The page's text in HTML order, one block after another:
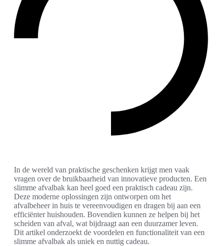
In de wereld van praktische geschenken krijgt men vaak
vragen over de bruikbaarheid van innovatieve producten. Een
slimme afvalbak kan heel goed een praktisch cadeau zijn.
Deze moderne oplossingen zijn ontworpen om het
afvalbeheer in huis te vereenvoudigen en dragen bij aan een
efficiënter huishouden. Bovendien kunnen ze helpen bij het
scheiden van afval, wat bijdraagt aan een duurzamer leven.
Dit artikel onderzoekt de voordelen en functionaliteit van een
slimme afvalbak als uniek en nuttig cadeau.